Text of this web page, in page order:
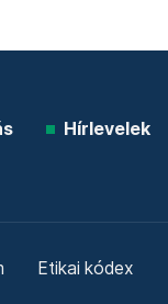
Hírlevelek
Etikai kódex